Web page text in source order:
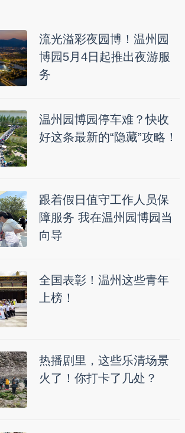
流光溢彩夜园博！温州园
博园5月4日起推出夜游服
务
温州园博园停车难？快收
好这条最新的“隐藏”攻略！
跟着假日值守工作人员保
障服务 我在温州园博园当
向导
全国表彰！温州这些青年
上榜！
热播剧里，这些乐清场景
火了！你打卡了几处？